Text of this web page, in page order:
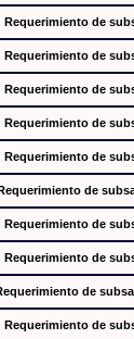
Requerimiento de
Requerimiento de
Requerimiento de
Requerimiento de
Requerimiento de
de
Requerimiento de
Requerimiento de
de
Requerimiento de